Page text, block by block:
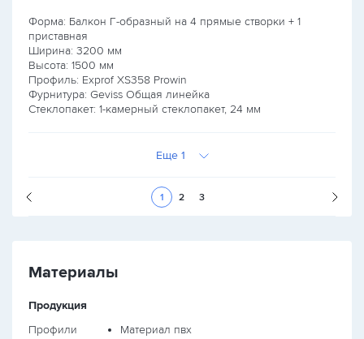
Форма: Балкон Г-образный на 4 прямые створки + 1
приставная
Ширина: 3200 мм
Высота: 1500 мм
Профиль: Exprof XS358 Prowin
Фурнитура: Geviss Общая линейка
Стеклопакет: 1-камерный стеклопакет, 24 мм
Еще 1
1 2 3
Следующая
Материалы
Продукция
Профили
Материал пвх